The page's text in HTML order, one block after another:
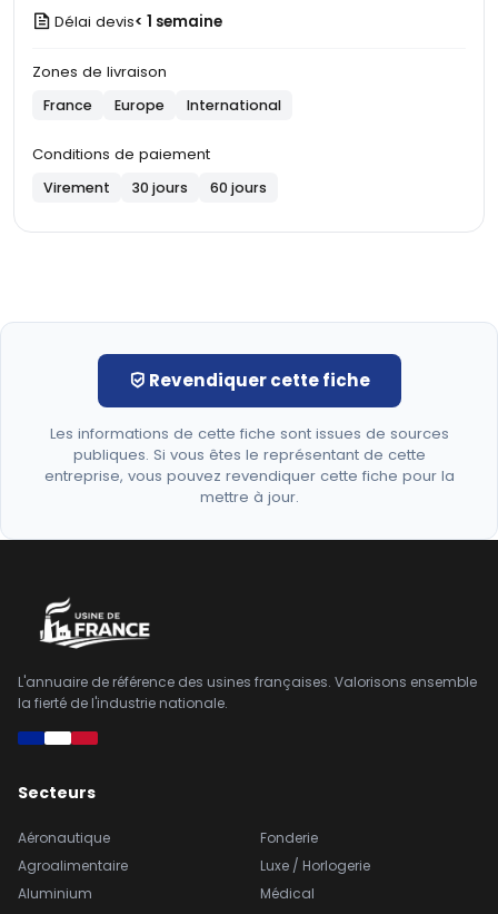
Délai devis< 1 semaine
Zones de livraison
France Europe International
Conditions de paiement
Virement 30 jours 60 jours
Revendiquer cette fiche
Les informations de cette fiche sont issues de sources
publiques. Si vous êtes le représentant de cette
entreprise, vous pouvez revendiquer cette fiche pour la
mettre à jour.
L'annuaire de référence des usines françaises. Valorisons ensemble
la fierté de l'industrie nationale.
Secteurs
Aéronautique
Agroalimentaire
Aluminium
Fonderie
Luxe / Horlogerie
Médical